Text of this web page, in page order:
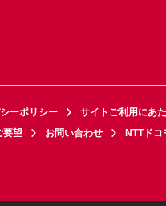
ーポリシー サイトご利用にあ
要望 お問い合わせ NTTド